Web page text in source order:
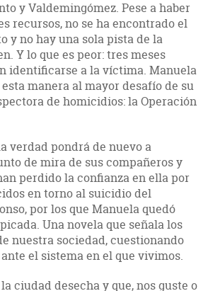
y Valdemingómez. Pese a haber
recursos, no se ha encontrado el
y no hay una sola pista de la
Y lo que es peor: tres meses
identificarse a la víctima. Manuela
manera al mayor desafío de su
de homicidios: la Operación
verdad pondrá de nuevo a
de mira de sus compañeros y
perdido la confianza en ella por
en torno al suicidio del
por los que Manuela quedó
Una novela que señala los
nuestra sociedad, cuestionando
el sistema en el que vivimos.
ciudad desecha y que, nos guste o